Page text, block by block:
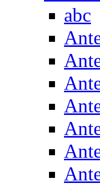
abc